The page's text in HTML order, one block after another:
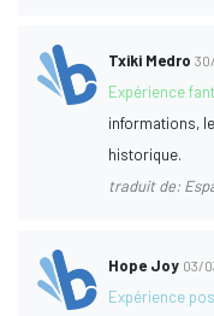
Txiki Medro
Expérience
informations,
historique.
traduit de:
Hope Joy 03/
Expérience